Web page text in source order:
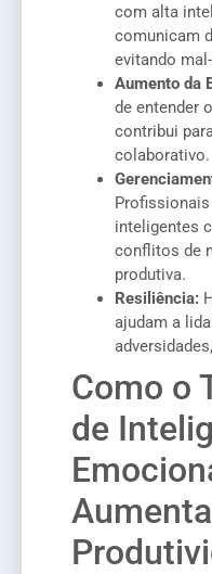
com alta
comunicam
evitando
Aumento da
de entender
contribui
colaborativo.
inteligentes
conflitos de
produtiva.
Resiliência:
ajudam a
Como o
de